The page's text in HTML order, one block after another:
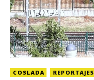
COSLADA REPORTAJES